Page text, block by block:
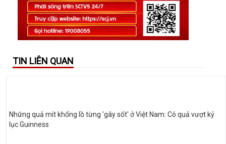
TIN LIÊN QUAN
Những quả mít khổng lồ từng 'gây sốt' ở Việt Nam: Có quả vượt kỷ
lục Guinness